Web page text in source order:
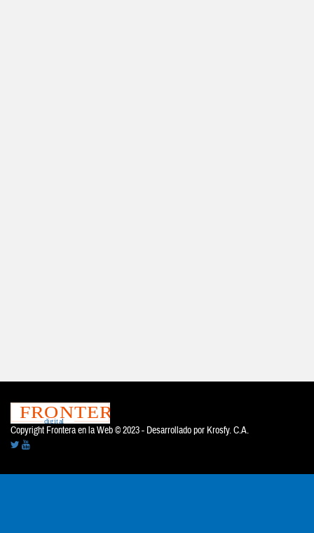
Copyright Frontera en la Web © 2023 - Desarrollado por Krosfy. C.A.